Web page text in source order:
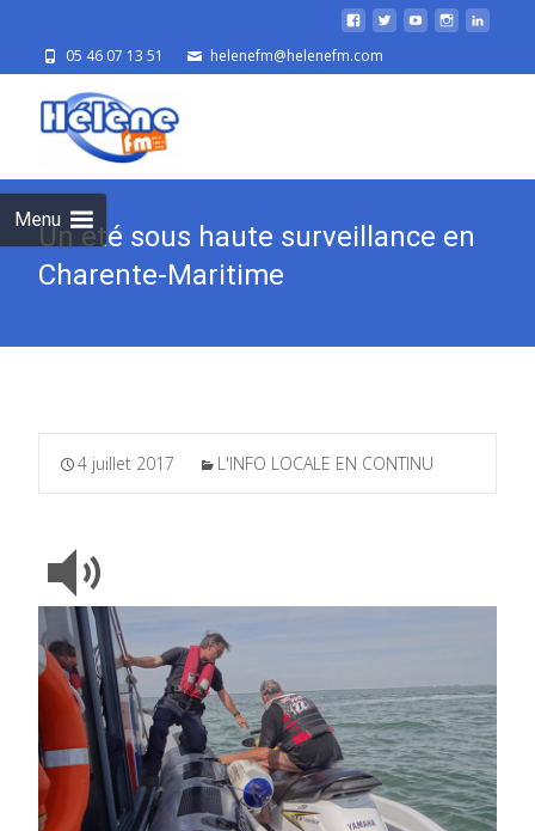
05 46 07 13 51 helenefm@helenefm.com
Menu
Un été sous haute surveillance en
Charente-Maritime
4 juillet 2017 L'INFO LOCALE EN CONTINU